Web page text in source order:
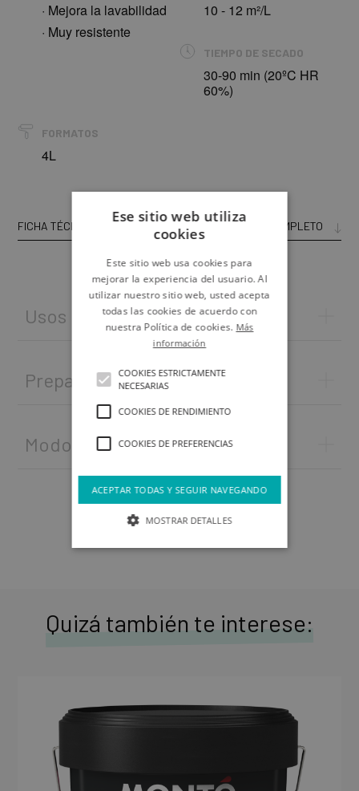
· Mejora la lavabilidad
· Muy resistente
10 - 12 m²/L
TIEMPO DE SECADO
30-90 min (20ºC HR
60%)
FORMATOS
4L
FICHA TÉCNICA CATÁLOGO COMPLETO
Usos
Preparación del soporte
Modo de empleo
Quizá también te interese:
Ese sitio web utiliza
cookies
Este sitio web usa cookies para
mejorar la experiencia del usuario. Al
utilizar nuestro sitio web, usted acepta
todas las cookies de acuerdo con
nuestra Política de cookies. Más
información
COOKIES ESTRICTAMENTE
NECESARIAS
COOKIES DE RENDIMIENTO
COOKIES DE PREFERENCIAS
ACEPTAR TODAS Y SEGUIR NAVEGANDO
MOSTRAR DETALLES